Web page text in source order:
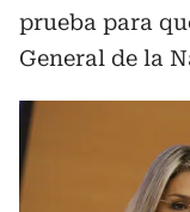
prueba para
General de la